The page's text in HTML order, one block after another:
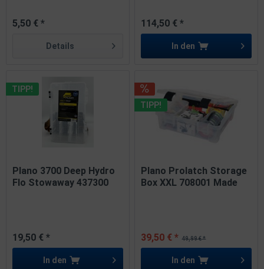
5,50 € *
Details
114,50 € *
In den
TIPP!
Plano 3700 Deep Hydro
Flo Stowaway 437300
19,50 € *
In den
TIPP!
Plano Prolatch Storage
Box XXL 708001 Made
49,99 € *
39,50 € *
In den